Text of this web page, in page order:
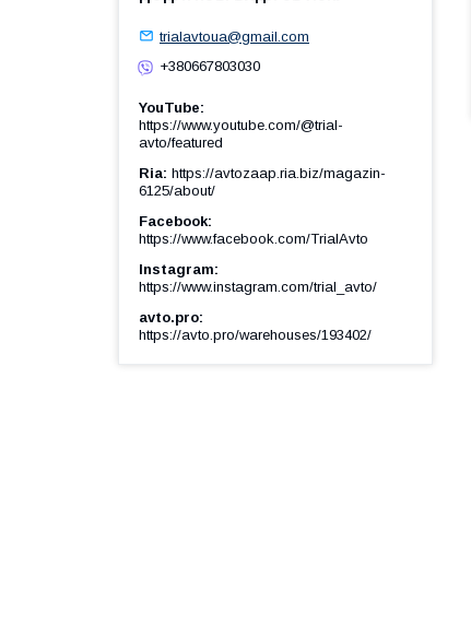
trialavtoua@gmail.com
+380667803030
YouTube
https://www.youtube.com/@trial-
avto/featured
Ria https://avtozaap.ria.biz/magazin-
6125/about/
Facebook
https://www.facebook.com/TrialAvto
Instagram
https://www.instagram.com/trial_avto/
avto.pro
https://avto.pro/warehouses/193402/